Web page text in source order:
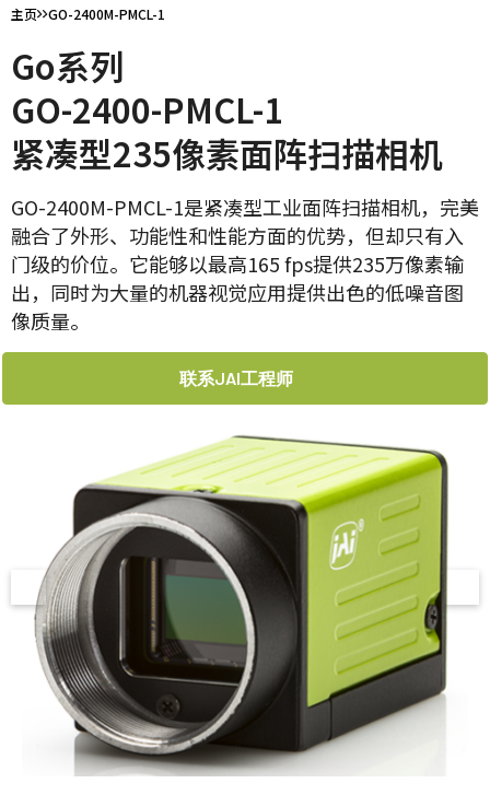
主页 GO-2400M-PMCL-1
Go系列
GO-2400-PMCL-1
紧凑型235像素面阵扫描相机
GO-2400M-PMCL-1是紧凑型工业面阵扫描相机，完美
融合了外形、功能性和性能方面的优势，但却只有入
门级的价位。它能够以最高165 fps提供235万像素输
出，同时为大量的机器视觉应用提供出色的低噪音图
像质量。
联系JAI工程师